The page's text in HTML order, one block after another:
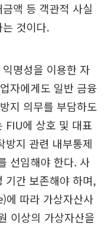
액 등 객관적 사실
것이다.
명성을 이용한 자
자에게도 일반 금융
지 의무를 부담하도
FIU에 상호 및 대표
방지 관련 내부통제
선임해야 한다. 사
기간 보존해야 하며,
에 따라 가상자산사
이상의 가상자산을